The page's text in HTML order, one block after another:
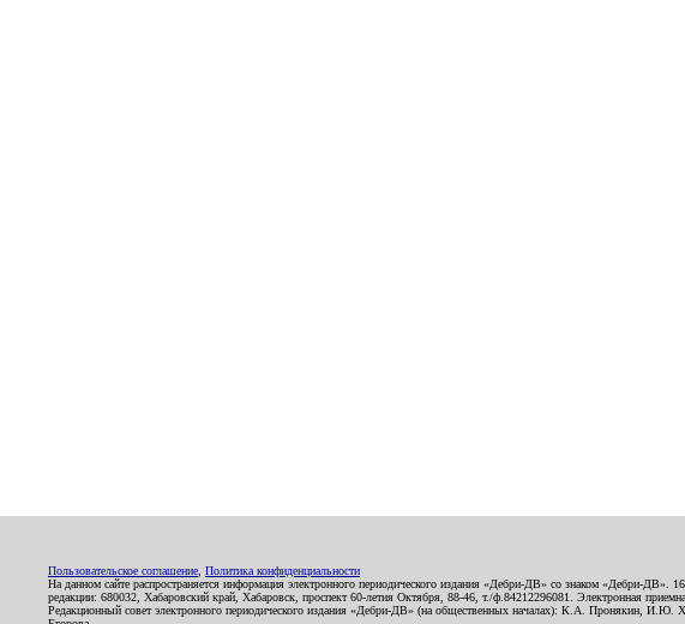
Пользовательское соглашение Политика конфиденциальности
На данном сайте распространяется информация электронного периодического издания «Дебри-ДВ» со знаком «Дебри-
редакции: 680032, Хабаровский край, Хабаровск, проспект 60-летия Октября, 88-46, т./ф.84212296081. Электронная
Редакционный совет электронного периодического издания «Дебри-ДВ» (на общественных началах): К.А.